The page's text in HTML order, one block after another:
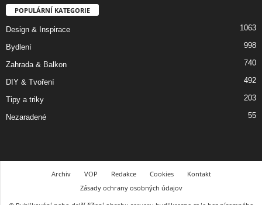
POPULÁRNÍ KATEGORIE
Design & Inspirace 1063
Bydlení 998
Zahrada & Balkon 740
DIY & Tvoření 492
Tipy a triky 203
Nezaradené 55
Archiv VOP Redakce Cookies
Kontakt
Zásady ochrany osobných údajov